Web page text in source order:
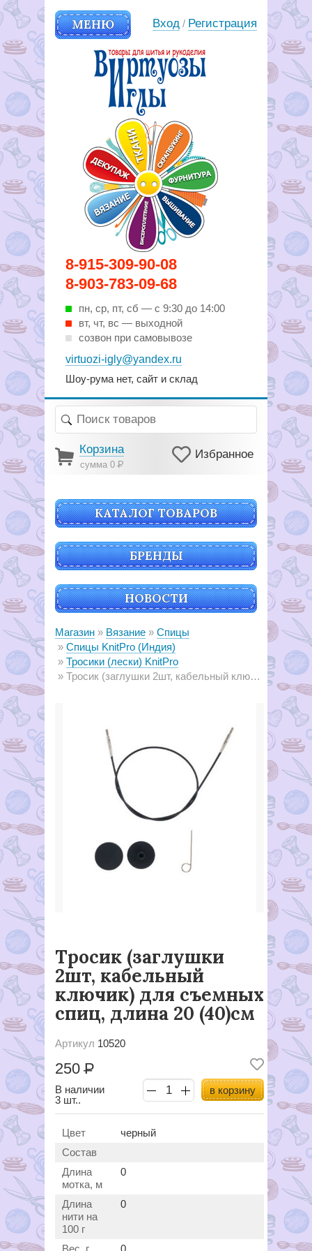
8-915-309-90-08
8-903-783-09-68
пн, ср, пт, cб — с 9:30 до 14:00
вт, чт, вс — выходной
созвон при самовывозе
virtuozi-igly@yandex.ru
Шоу-рума нет, сайт и склад
МЕНЮ
Вирутозы иглы. Товары для
шитья и рукоделья
Вход / Регистрация
Корзина
сумма 0Р
Избранное
КАТАЛОГ ТОВАРОВ
БРЕНДЫ
НОВОСТИ
Магазин Вязание
Спицы
Спицы KnitPro (Индия)
Тросики (лески) KnitPro
Тросик (заглушки 2шт, кабельный ключик) для съемных спиц, длина 20 (40)см
Тросик (заглушки
2шт, кабельный
ключик) для съемных
спиц, длина 20 (40)см
Артикул 10520
250Р
В наличии
3 шт..
в корзину
Цвет
черный
Состав
Длина
мотка, м
0
Длина
нити на
100 г
0